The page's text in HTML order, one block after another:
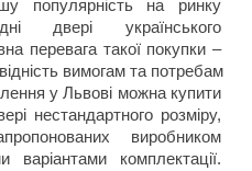
популярність на ринку
двері українського
перевага такої покупки –
вимогам та потребам
у Львові можна купити
нестандартного розміру,
виробником
варіантами комплектації.